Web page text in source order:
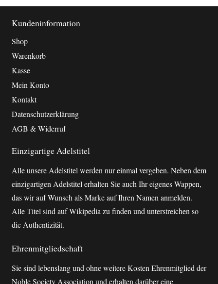
Kundeninformation
Shop
Warenkorb
Kasse
Mein Konto
Kontakt
Datenschutzerklärung
AGB & Widerruf
Einzigartige Adelstitel
Alle unsere Adelstitel werden nur einmal vergeben. Neben dem
einzigartigen Adelstitel erhalten Sie auch Ihr eigenes Wappen,
das wir auf Wunsch als Marke auf Ihren Namen anmelden.
Alle Titel sind auf Wikipedia zu finden und unterstreichen so
die Authentizität.
Ehrenmitgliedschaft
Sie sind lebenslang und ohne weitere Kosten Ehrenmitglied der
Noble Society Association und erhalten darüber eine